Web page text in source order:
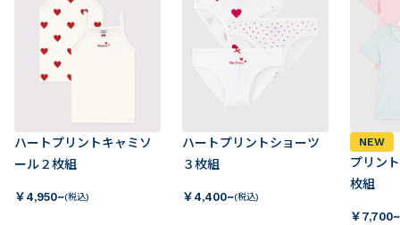
ハートプリントキャミソ
ール２枚組
￥ 4,950~(税込)
ハートプリントショーツ
３枚組
￥ 4,400~(税込)
NEW
プリン
枚組
￥ 7,700~